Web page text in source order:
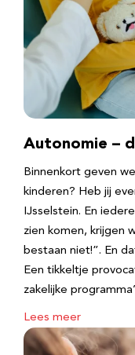
Autonomie –
Binnenkort geven
kinderen? Heb jij
IJsselstein. En
zien komen, krijgen
bestaan niet!”. En
Een tikkeltje
zakelijke
Lees meer